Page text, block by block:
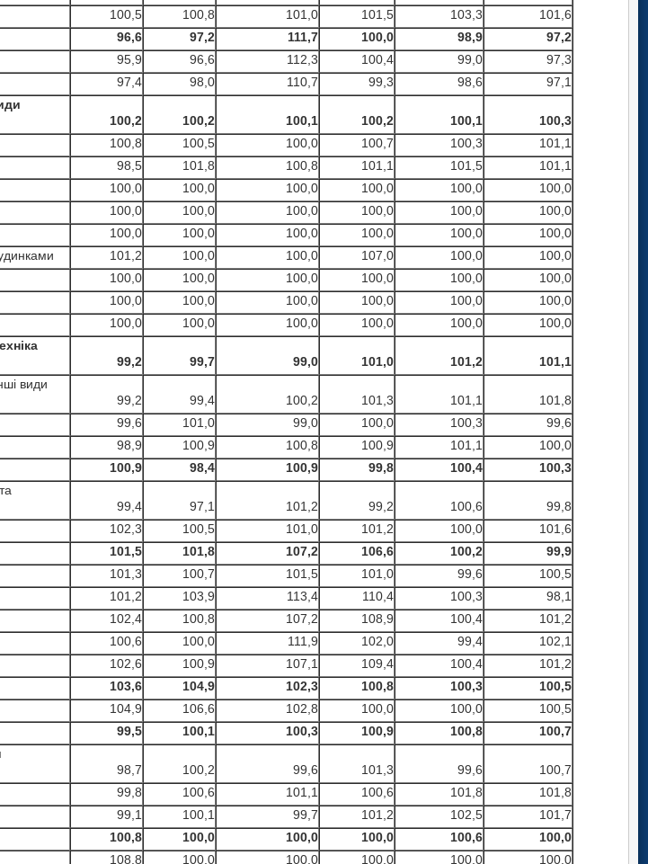
100,5 100,8 101,0 101,5 103,3
101,6
96,6 97,2 111,7 100,0 98,9
97,2
95,9 96,6 112,3 100,4 99,0
97,3
97,4 98,0 110,7 99,3 98,6
97,1
100,2 100,2 100,1 100,2 100,1
100,3
100,8 100,5 100,0 100,7 100,3
101,1
98,5 101,8 100,8 101,1 101,5
101,1
100,0 100,0 100,0 100,0 100,0
100,0
100,0 100,0 100,0 100,0 100,0
100,0
100,0 100,0 100,0 100,0 100,0
100,0
101,2 100,0 100,0 107,0 100,0
100,0
100,0 100,0 100,0 100,0 100,0
100,0
100,0 100,0 100,0 100,0 100,0
100,0
100,0 100,0 100,0 100,0 100,0
100,0
99,2 99,7 99,0 101,0 101,2
101,1
види
99,2 99,4 100,2 101,3 101,1
101,8
99,6 101,0 99,0 100,0 100,3
99,6
98,9 100,9 100,8 100,9 101,1
100,0
100,9 98,4 100,9 99,8 100,4
100,3
99,4 97,1 101,2 99,2 100,6
99,8
102,3 100,5 101,0 101,2 100,0
101,6
101,5 101,8 107,2 106,6 100,2
99,9
101,3 100,7 101,5 101,0 99,6
100,5
101,2 103,9 113,4 110,4 100,3
98,1
102,4 100,8 107,2 108,9 100,4
101,2
100,6 100,0 111,9 102,0 99,4
102,1
102,6 100,9 107,1 109,4 100,4
101,2
103,6 104,9 102,3 100,8 100,3
100,5
104,9 106,6 102,8 100,0 100,0
100,5
99,5 100,1 100,3 100,9 100,8
100,7
98,7 100,2 99,6 101,3 99,6
100,7
99,8 100,6 101,1 100,6 101,8
101,8
99,1 100,1 99,7 101,2 102,5
101,7
100,8 100,0 100,0 100,0 100,6
100,0
108,8 100,0 100,0 100,0 100,0 100,0